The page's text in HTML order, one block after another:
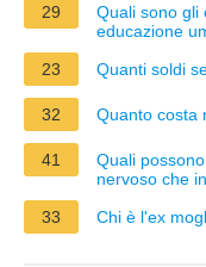
29
Quali sono gli
educazione
23
Quanti soldi
32 Quanto costa
41
Quali
nervoso che
33
Chi è l'ex